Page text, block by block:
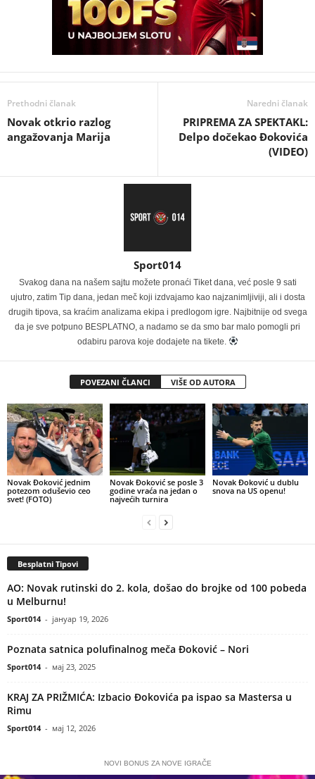
Prethodni članak
Novak otkrio razlog
angažovanja Marija
Naredni članak
PRIPREMA ZA SPEKTAKL:
Delpo dočekao Đokovića
(VIDEO)
Sport014
Svakog dana na našem sajtu možete pronaći Tiket dana, već posle 9 sati
ujutro, zatim Tip dana, jedan meč koji izdvajamo kao najzanimljiviji, ali i dosta
drugih tipova, sa kraćim analizama ekipa i predlogom igre. Najbitnije od svega
da je sve potpuno BESPLATNO, a nadamo se da smo bar malo pomogli pri
odabiru parova koje dodajete na tikete.
POVEZANI ČLANCI VIŠE OD AUTORA
Novak Đoković jednim
potezom oduševio ceo
svet! (FOTO)
Novak Đoković se posle 3
godine vraća na jedan o
najvećih turnira
Novak Đoković u dublu
snova na US openu!
Besplatni Tipovi
AO: Novak rutinski do 2. kola, došao do brojke od 100 pobeda
u Melburnu!
Sport014 - јануар 19, 2026
Poznata satnica polufinalnog meča Đoković – Nori
Sport014 - мај 23, 2025
KRAJ ZA PRIŽMIĆA: Izbacio Đokovića pa ispao sa Mastersa u
Rimu
Sport014 - мај 12, 2026
NOVI BONUS ZA NOVE IGRAČE